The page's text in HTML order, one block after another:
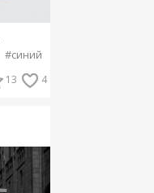
#синий
13 4